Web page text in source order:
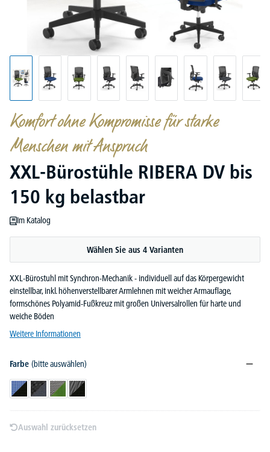
Komfort ohne Kompromisse für starke
Menschen mit Anspruch
XXL-Bürostühle RIBERA DV bis
150 kg belastbar
Im Katalog
Wählen Sie aus 4 Varianten
XXL-Bürostuhl mit Synchron-Mechanik - individuell auf das Körpergewicht
einstellbar, inkl. höhenverstellbarer Armlehnen mit weicher Armauflage,
formschönes Polyamid-Fußkreuz mit großen Universalrollen für harte und
weiche Böden
Weitere Informationen
Farbe (bitte auswählen)
Schwarz/BlauSchwarz/Dunkelgrau
Schwarz/GrünSchwarz/Schwarz
Auswahl zurücksetzen